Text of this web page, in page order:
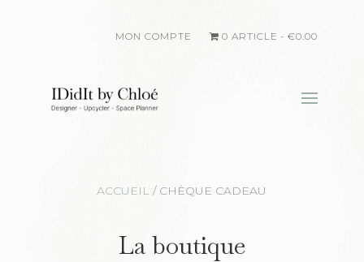
MON COMPTE 0 ARTICLE €0.00
ACCUEIL / CHÈQUE CADEAU
La boutique